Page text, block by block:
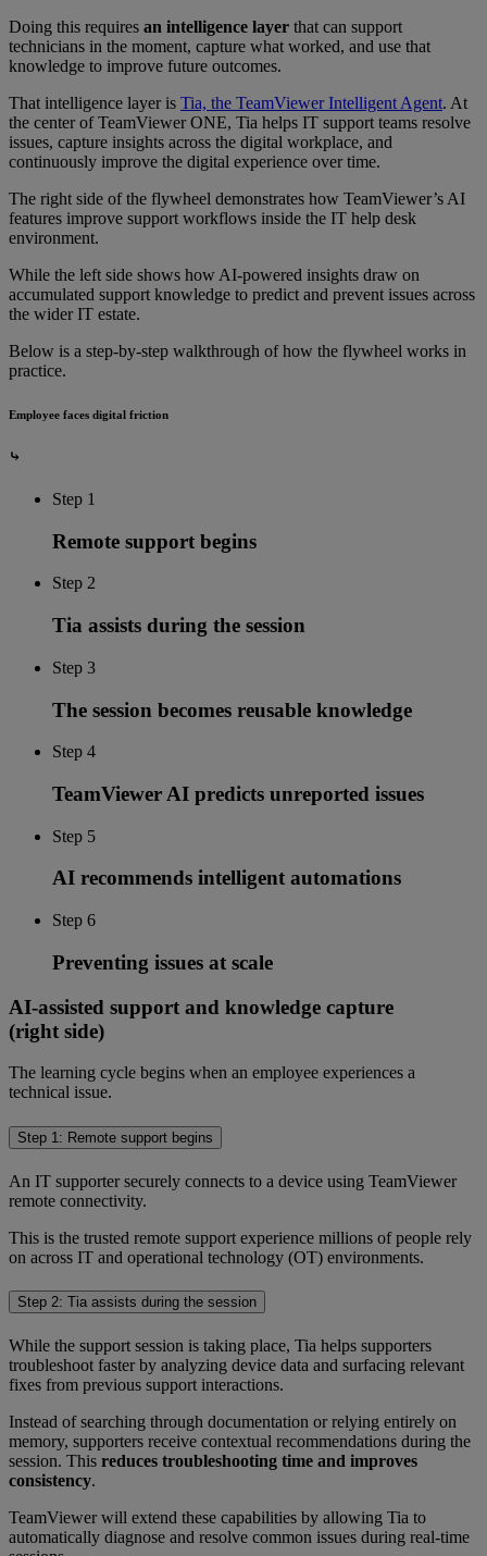
Doing this requires an intelligence layer that can support
technicians in the moment, capture what worked, and use that
knowledge to improve future outcomes.
That intelligence layer is Tia, the TeamViewer Intelligent Agent. At
the center of TeamViewer ONE, Tia helps IT support teams resolve
issues, capture insights across the digital workplace, and
continuously improve the digital experience over time.
The right side of the flywheel demonstrates how TeamViewer’s AI
features improve support workflows inside the IT help desk
environment.
While the left side shows how AI-powered insights draw on
accumulated support knowledge to predict and prevent issues across
the wider IT estate.
Below is a step-by-step walkthrough of how the flywheel works in
practice.
Employee faces digital friction
⤷
Step 1
Remote support begins
Step 2
Tia assists during the session
Step 3
The session becomes reusable knowledge
Step 4
TeamViewer AI predicts unreported issues
Step 5
AI recommends intelligent automations
Step 6
Preventing issues at scale
AI-assisted support and knowledge capture
(right side)
The learning cycle begins when an employee experiences a
technical issue.
Step 1: Remote support begins
An IT supporter securely connects to a device using TeamViewer
remote connectivity.
This is the trusted remote support experience millions of people rely
on across IT and operational technology (OT) environments.
Step 2: Tia assists during the session
While the support session is taking place, Tia helps supporters
troubleshoot faster by analyzing device data and surfacing relevant
fixes from previous support interactions.
Instead of searching through documentation or relying entirely on
memory, supporters receive contextual recommendations during the
session. This reduces troubleshooting time and improves
consistency.
TeamViewer will extend these capabilities by allowing Tia to
automatically diagnose and resolve common issues during real-time